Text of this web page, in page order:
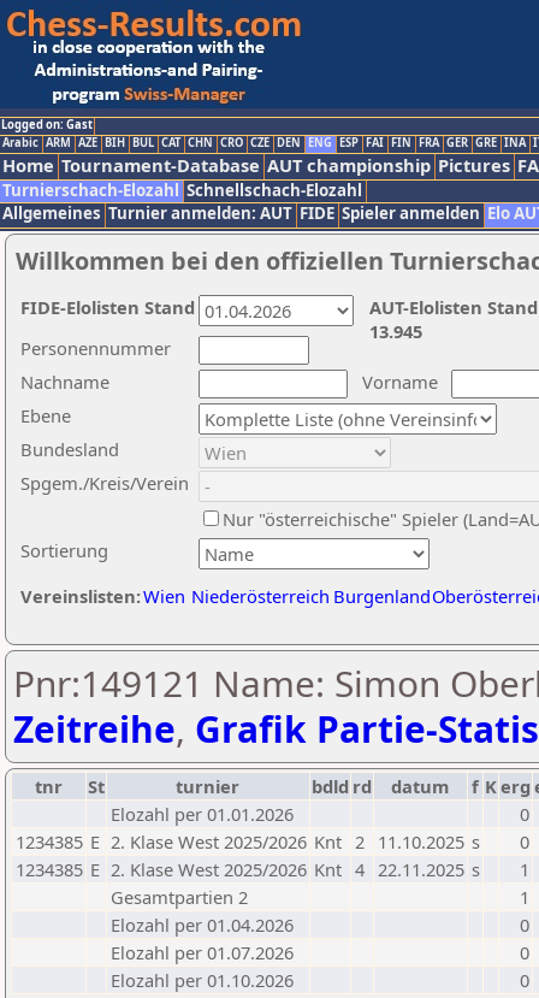
Logged on: Gast
Arabic ARM AZE BIH BUL CAT CHN CRO CZE DEN ENG ESP FAI FIN FRA GER GRE INA
Home Tournament-Database AUT championship Pictures
Turnierschach-Elozahl Schnellschach-Elozahl
Allgemeines Turnier anmelden: AUT FIDE Spieler anmelden Elo
Willkommen bei den offiziellen
Nachname
Vorname
Ebene
Sortierung
Personennummer
Bundesland
Spgem./Kreis/Verein
Nur "österreichische" Spieler
Vereinslisten:Wien Niederösterreich Burgenland
AUT-Elolisten
13.945
FIDE-Elolisten Stand
Pnr:149121 Name: Simon
Zeitreihe, Grafik Partie-
tnr St turnier bdld rd datum f Kerg
Elozahl per 01.01.2026
0
1234385 E 2. Klase West 2025/2026 Knt 2 11.10.2025 s
0
1234385 E 2. Klase West 2025/2026 Knt 4 22.11.2025 s
1
Gesamtpartien 2
1
Elozahl per 01.04.2026
0
Elozahl per 01.07.2026
0
Elozahl per 01.10.2026
0